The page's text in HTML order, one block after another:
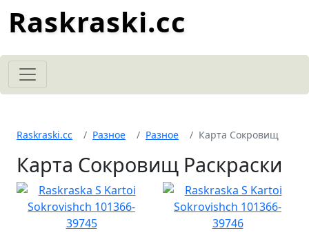
Raskraski.cc
Raskraski.cc Разное Разное Карта Сокровищ
Карта Сокровищ Раскраски